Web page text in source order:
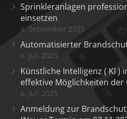
Sprinkleranlagen
einsetzen
4. September 2025
Automatisierter
6. Juli 2025
Künstliche Intelligenz ( KI )
effektive Möglichkeiten
6. Juli 2025
Anmeldung zur